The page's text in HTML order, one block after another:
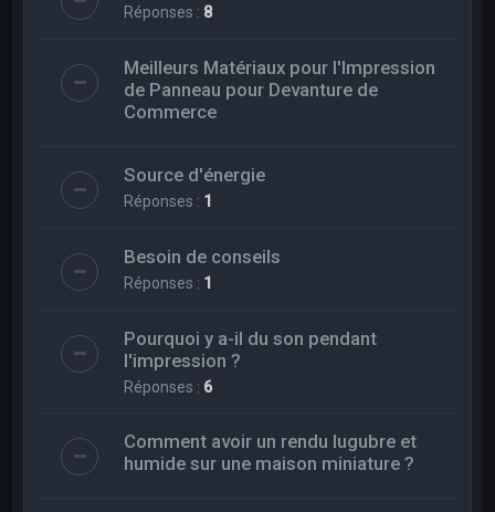
Réponses : 8
Meilleurs Matériaux pour l'Impression
de Panneau pour Devanture de
Commerce
Source d'énergie
Réponses : 1
Besoin de conseils
Réponses : 1
Pourquoi y a-il du son pendant
l'impression ?
Réponses : 6
Comment avoir un rendu lugubre et
humide sur une maison miniature ?